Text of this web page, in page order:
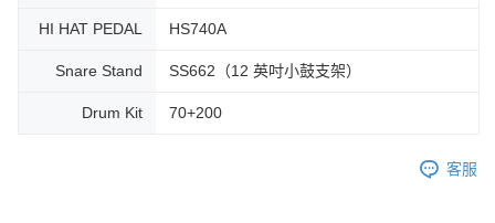
HI HAT PEDAL HS740A
Snare Stand SS662（12 英吋小鼓支架）
Drum Kit 70+200
客服